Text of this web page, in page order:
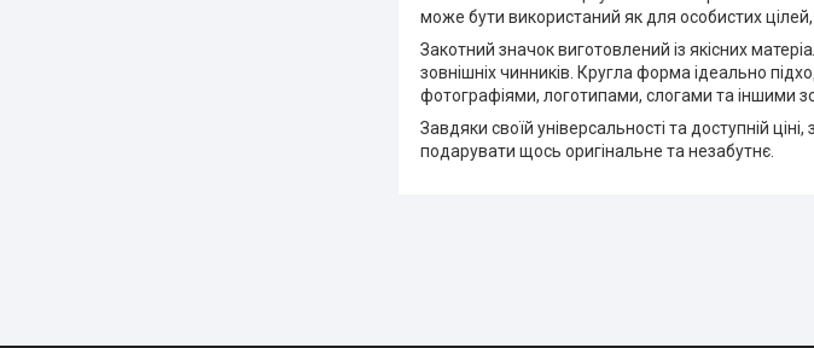
може бути використаний як для особистих цілей,
Закотний значок виготовлений із якісних
зовнішніх чинників. Кругла форма ідеально
фотографіями, логотипами, слогами та іншими
Завдяки своїй універсальності та доступній
подарувати щось оригінальне та незабутнє.